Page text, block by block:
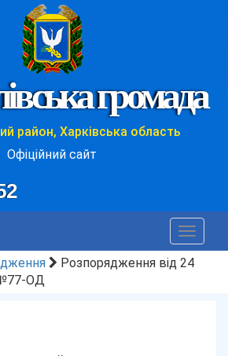
громада
район, Харківська область
Офіційний сайт
Toggle
Розпорядження від 24
ОД